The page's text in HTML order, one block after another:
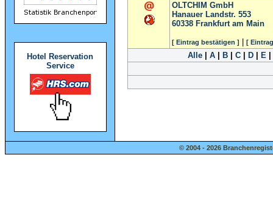
Hotel Reservation
Service
OLTCHIM GmbH
Hanauer Landstr. 553
60338 Frankfurt am Main
[ Eintrag bestätigen ] [
Alle| A| B| C| D| E|
© 2004 - 2026